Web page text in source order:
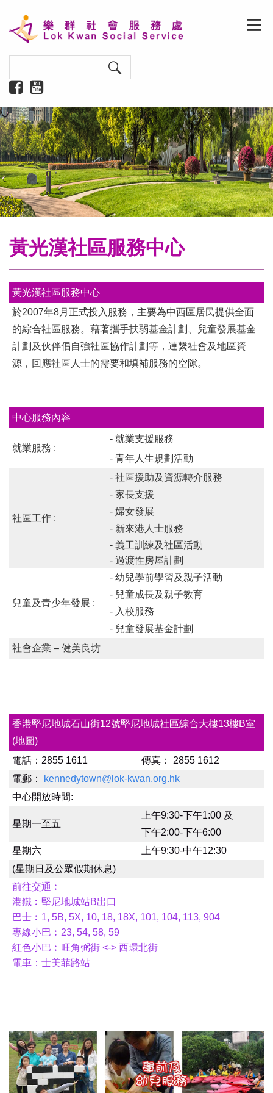
黃光漢社區服務中心
黃光漢社區服務中心
於2007年8月正式投入服務，主要為中西區居民提供全面
的綜合社區服務。藉著攜手扶弱基金計劃、兒童發展基金
計劃及伙伴倡自強社區協作計劃等，連繫社會及地區資
源，回應社區人士的需要和填補服務的空隙。
中心服務內容
就業服務 :
- 就業支援服務
- 青年人生規劃活動
社區工作 :
- 社區援助及資源轉介服務
- 家長支援
- 婦女發展
- 新來港人士服務
- 義工訓練及社區活動
- 過渡性房屋計劃
兒童及青少年發展 :
- 幼兒學前學習及親子活動
- 兒童成長及親子教育
- 入校服務
- 兒童發展基金計劃
社會企業 – 健美良坊
香港堅尼地城石山街12號堅尼地城社區綜合大樓13樓B室
(地圖)
電話： 2855 1611 傳真： 2855 1612
電郵：
kennedytown@lok-kwan.org.hk
中心開放時間:
星期一至五
上午9:30-下午1:00 及
下午2:00-下午6:00
星期六
上午9:30-中午12:30
(星期日及公眾假期休息)
前往交通︰
港鐵︰堅尼地城站B出口
巴士︰1, 5B, 5X, 10, 18, 18X, 101, 104, 113, 904
專線小巴︰23, 54, 58, 59
紅色小巴︰旺角弼街 <-> 西環北街
電車：士美菲路站